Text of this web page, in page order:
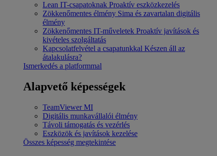
Lean IT-csapatoknak Proaktív eszközkezelés
Zökkenőmentes élmény Sima és zavartalan digitális
élmény
Zökkenőmentes IT-műveletek Proaktív javítások és
kivételes szolgáltatás
Kapcsolatfelvétel a csapatunkkal Készen áll az
átalakulásra?
Ismerkedés a platformmal
Alapvető képességek
TeamViewer MI
Digitális munkavállalói élmény
Távoli támogatás és vezérlés
Eszközök és javítások kezelése
Összes képesség megtekintése